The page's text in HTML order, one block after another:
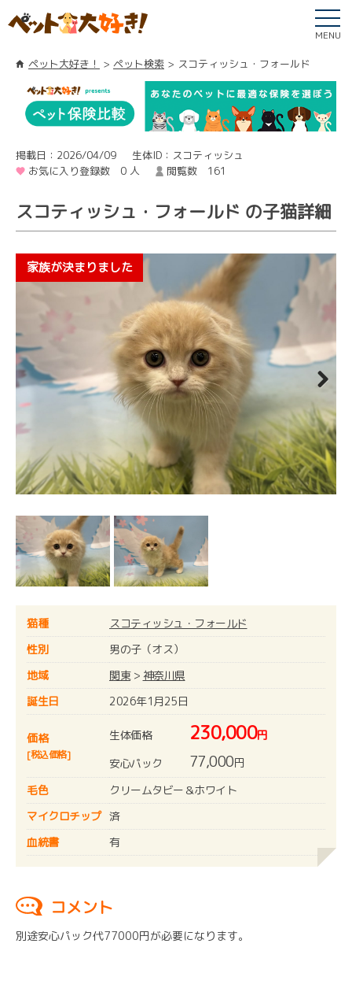
MENU
ペット大好き！ ペット検索 スコティッシュ・フォールド
掲載日：2026/04/09
生体ID：スコティッシュ
お気に入り登録数 0 人
閲覧数 161
スコティッシュ・フォールド の子猫詳細
Next
猫種
スコティッシュ・フォールド
性別
男の子（オス）
地域
関東> 神奈川県
誕生日
2026年1月25日
価格
[税込価格]
生体価格 230,000円
安心パック
77,000円
毛色
クリームタビー＆ホワイト
マイクロチップ 済
血統書
有
コメント
別途安心パック代77000円が必要になります。